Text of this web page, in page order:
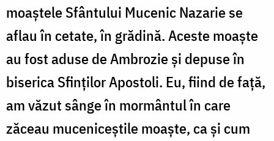
moaştele Sfântului Mucenic Nazarie se
aflau în cetate, în grădină. Aceste moaşte
au fost aduse de Ambrozie şi depuse în
biserica Sfinţilor Apostoli. Eu, fiind de faţă,
am văzut sânge în mormântul în care
zăceau muceniceştile moaşte, ca şi cum